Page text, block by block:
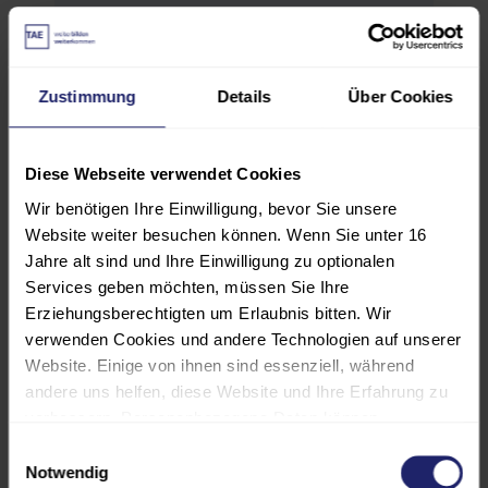
Zustimmung Details Über Cookies
Diese Webseite verwendet Cookies
Wir benötigen Ihre Einwilligung, bevor Sie unsere
Website weiter besuchen können. Wenn Sie unter 16
Jahre alt sind und Ihre Einwilligung zu optionalen
Services geben möchten, müssen Sie Ihre
Erziehungsberechtigten um Erlaubnis bitten. Wir
verwenden Cookies und andere Technologien auf unserer
Website. Einige von ihnen sind essenziell, während
andere uns helfen, diese Website und Ihre Erfahrung zu
personalisierte Anzeigen und Inhalte oder die Messung
Notwendig
Es ist notwendig, die übliche PSA für
Schalthandlungen für den
praktischen Teil mitzubringen. Ohne
Helm mit Gesichtsschutzschirm,
Sicherheitsschuhe, Arbeitskleidung,
Handschuhe) ist das Betreten der
Schulungsräume nicht erlaubt.
Das Seminar findet in den Räumen
der Netze-BW,
Esslingen statt.